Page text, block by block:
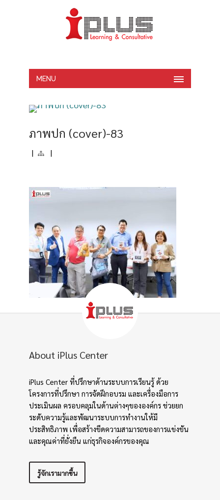
MENU
ภาพปก (cover)-83
| |
About iPlus Center
iPlus Center ที่ปรึกษาด้านระบบการเรียนรู้ ด้วย
โครงการที่ปรึกษา การจัดฝึกอบรม และเครื่องมือการ
ประเมินผล ครอบคลุมในด้านต่างๆขององค์กร ช่วยยก
ระดับความรู้และพัฒนาระบบการทำงานให้มี
ประสิทธิภาพ เพื่อสร้างขีดความสามารถของการแข่งขัน
และคุณค่าที่ยั่งยืน แก่ธุรกิจองค์กรของคุณ
รู้จักเรามากขึ้น